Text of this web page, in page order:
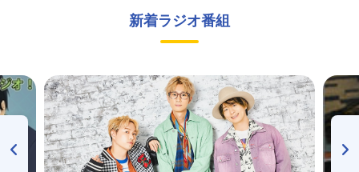
新着ラジオ番組